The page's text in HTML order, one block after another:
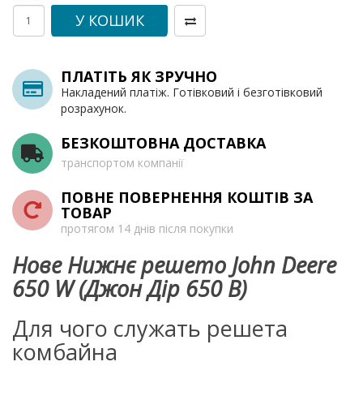
У КОШИК
ПЛАТІТЬ ЯК ЗРУЧНО
Накладений платіж. Готівковий і безготівковий
розрахунок.
БЕЗКОШТОВНА ДОСТАВКА
транспортом компанії
ПОВНЕ ПОВЕРНЕННЯ КОШТІВ ЗА
ТОВАР
протягом 14 днів після покупки
Нове Нижнє решето John Deere
650 W (Джон Дір 650 В)
Для чого служать решета
комбайна